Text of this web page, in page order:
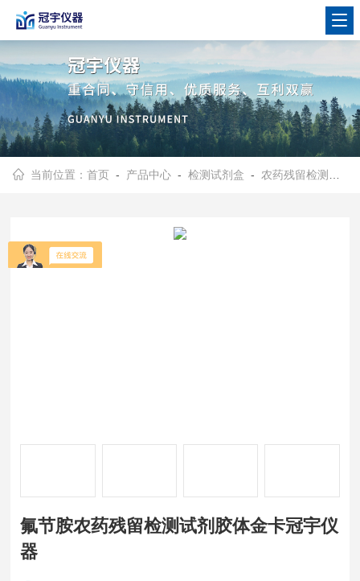
当前位置：首页 - 产品中心 -检测试剂盒 - 农药残留检测试剂
氟节胺农药残留检测试剂胶体金卡冠宇仪
器